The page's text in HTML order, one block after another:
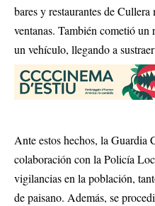
bares y restaurantes de
ventanas. También cometió
un vehículo, llegando a
Ante estos hechos, la Guardia
colaboración con la Policía
vigilancias en la población,
de paisano. Además, se